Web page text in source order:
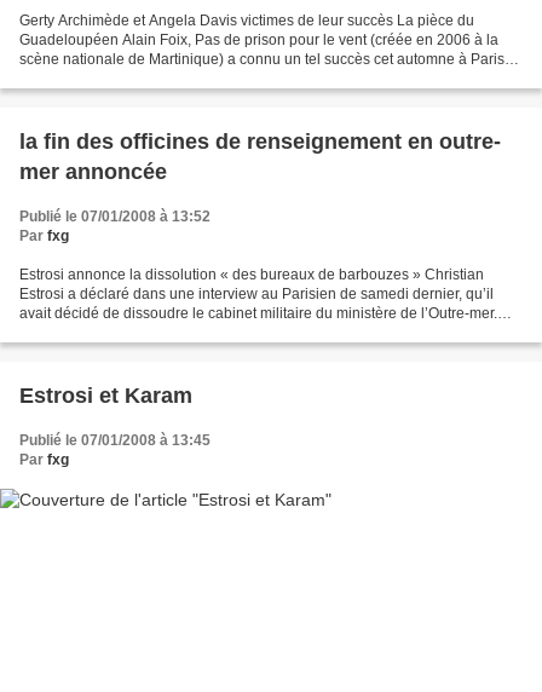
Gerty Archimède et Angela Davis victimes de leur succès La pièce du
Guadeloupéen Alain Foix, Pas de prison pour le vent (créée en 2006 à la
scène nationale de Martinique) a connu un tel succès cet automne à Paris
la fin des officines de renseignement en outre-
mer annoncée
Publié le 07/01/2008 à 13:52
Par fxg
Estrosi annonce la dissolution « des bureaux de barbouzes » Christian
Estrosi a déclaré dans une interview au Parisien de samedi dernier, qu’il
avait décidé de dissoudre le cabinet militaire du ministère de l’Outre-mer.
Estrosi et Karam
Publié le 07/01/2008 à 13:45
Par fxg